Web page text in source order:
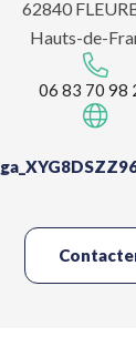
62840
Hauts-de-
06 83 70 98